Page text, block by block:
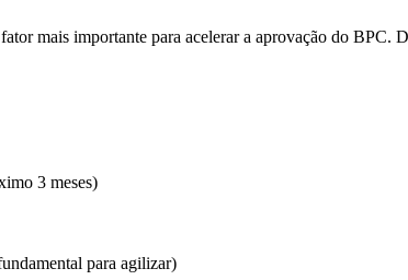
mais importante para acelerar a aprovação do BPC.
3 meses)
para agilizar)